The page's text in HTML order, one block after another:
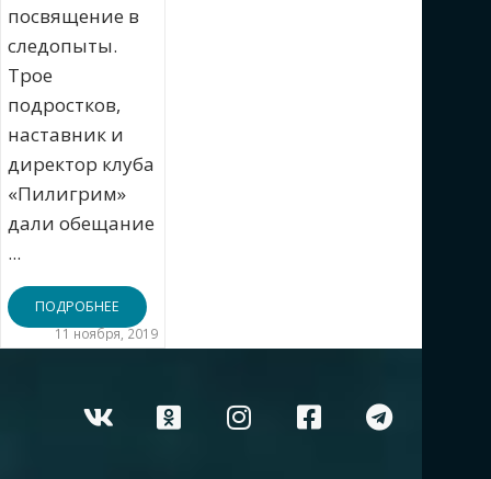
посвящение в
следопыты.
Трое
подростков,
наставник и
директор клуба
«Пилигрим»
дали обещание
...
ПОДРОБНЕЕ
11 ноября, 2019